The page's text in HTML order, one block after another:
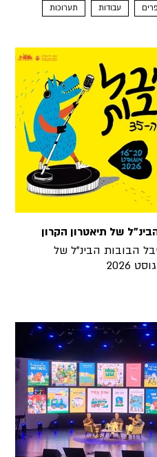
עבודות תערוכות
של תיאטרון הקרון
הבובות הבינ"ל של
2026